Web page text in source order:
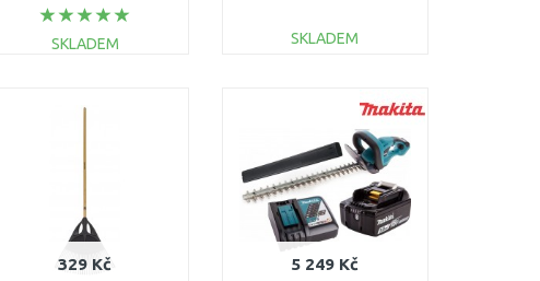
SKLADEM SKLADEM
329 Kč 5 249 Kč